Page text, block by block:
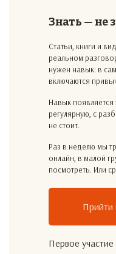
Знать — не
Статьи, книги и
реальном
нужен навык: в
включаются
Навык появляется
регулярную, с
не стоит.
Раз в неделю мы
онлайн, в малой
посмотреть. Или
Прийти
Первое